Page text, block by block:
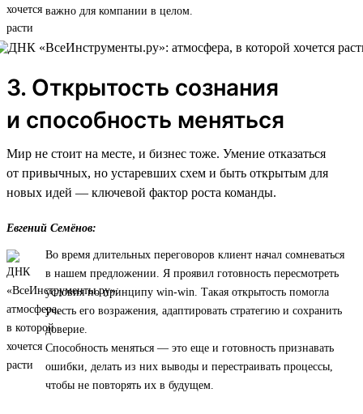
важно для компании в целом.
3. Открытость сознания
и способность меняться
Мир не стоит на месте, и бизнес тоже. Умение отказаться
от привычных, но устаревших схем и быть открытым для
новых идей — ключевой фактор роста команды.
Евгений Семёнов:
Во время длительных переговоров клиент начал сомневаться
в нашем предложении. Я проявил готовность пересмотреть
условия по принципу win-win. Такая открытость помогла
учесть его возражения, адаптировать стратегию и сохранить
доверие.
Способность меняться — это еще и готовность признавать
ошибки, делать из них выводы и перестраивать процессы,
чтобы не повторять их в будущем.